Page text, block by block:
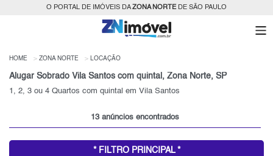
O PORTAL DE IMÓVEIS DAZONA NORTEDE SÃO PAULO
HOME ZONA NORTE LOCAÇÃO
Alugar Sobrado Vila Santos com quintal, Zona Norte, SP
1, 2, 3 ou 4 Quartos com quintal em Vila Santos
13 anúncios encontrados
* FILTRO PRINCIPAL *